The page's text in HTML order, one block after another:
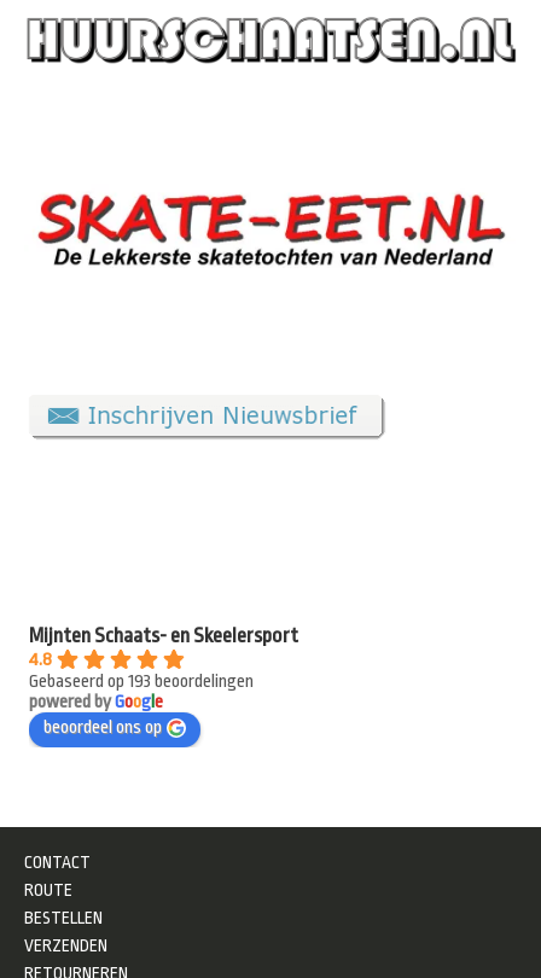
Mijnten Schaats- en Skeelersport
4.8
Gebaseerd op 193 beoordelingen
powered byGooge
beoordeel ons op
CONTACT
ROUTE
BESTELLEN
VERZENDEN
RETOURNEREN